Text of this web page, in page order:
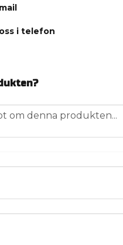
i telefon
om denna produkten...